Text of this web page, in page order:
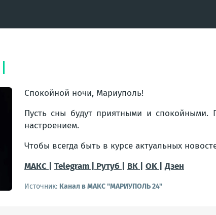
Спокойной ночи, Мариуполь!
Пусть сны будут приятными и спокойными.
настроением.
Чтобы всегда быть в курсе актуальных
МАКС |
Telegram | Рутуб | ВК | OK | Дзен
Источник: Канал в МАКС "МАРИУПОЛЬ 24"